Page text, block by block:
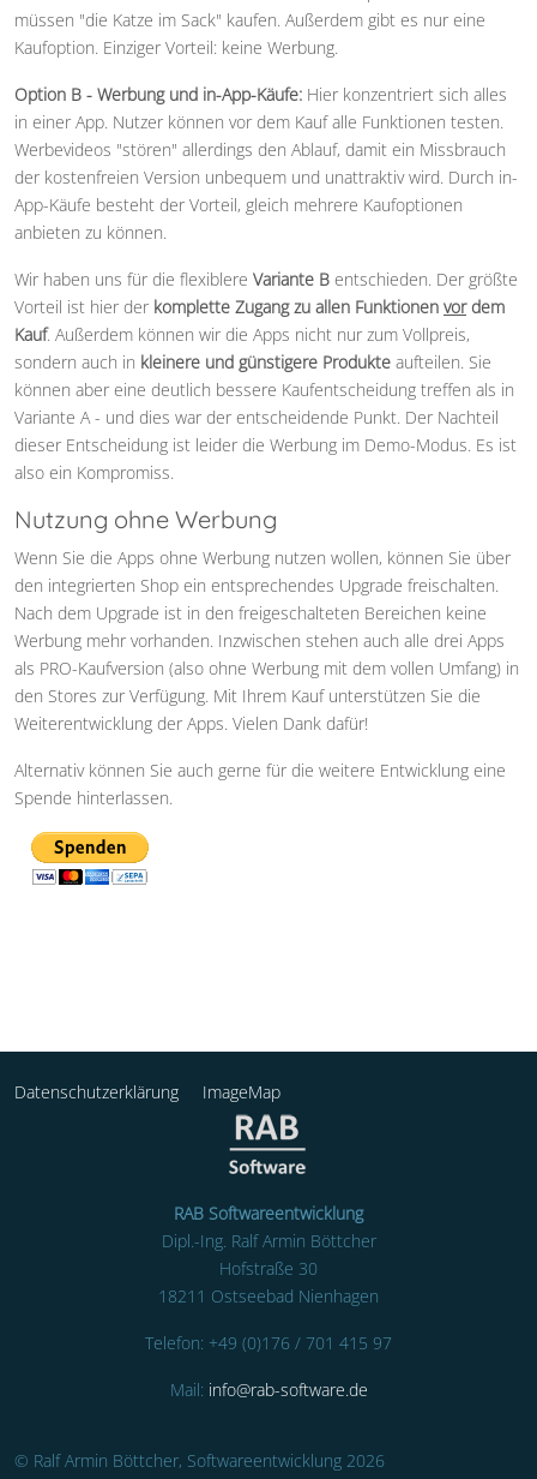
müssen "die Katze im Sack" kaufen. Außerdem gibt es nur eine
Kaufoption. Einziger Vorteil: keine Werbung.
Option B - Werbung und in-App-Käufe: Hier konzentriert sich alles
in einer App. Nutzer können vor dem Kauf alle Funktionen testen.
Werbevideos "stören" allerdings den Ablauf, damit ein Missbrauch
der kostenfreien Version unbequem und unattraktiv wird. Durch in-
App-Käufe besteht der Vorteil, gleich mehrere Kaufoptionen
anbieten zu können.
Wir haben uns für die flexiblere Variante B entschieden. Der größte
Vorteil ist hier der komplette Zugang zu allen Funktionen vordem
Kauf. Außerdem können wir die Apps nicht nur zum Vollpreis,
sondern auch in kleinere und günstigere Produkte aufteilen. Sie
können aber eine deutlich bessere Kaufentscheidung treffen als in
Variante A - und dies war der entscheidende Punkt. Der Nachteil
dieser Entscheidung ist leider die Werbung im Demo-Modus. Es ist
also ein Kompromiss.
Nutzung ohne Werbung
Wenn Sie die Apps ohne Werbung nutzen wollen, können Sie über
den integrierten Shop ein entsprechendes Upgrade freischalten.
Nach dem Upgrade ist in den freigeschalteten Bereichen keine
Werbung mehr vorhanden. Inzwischen stehen auch alle drei Apps
als PRO-Kaufversion (also ohne Werbung mit dem vollen Umfang) in
den Stores zur Verfügung. Mit Ihrem Kauf unterstützen Sie die
Weiterentwicklung der Apps. Vielen Dank dafür!
Alternativ können Sie auch gerne für die weitere Entwicklung eine
Spende hinterlassen.
Datenschutzerklärung ImageMap
RAB Softwareentwicklung
Dipl.-Ing. Ralf Armin Böttcher
Hofstraße 30
18211 Ostseebad Nienhagen
Telefon: +49 (0)176 / 701 415 97
Mail: info@rab-software.de
© Ralf Armin Böttcher, Softwareentwicklung 2026